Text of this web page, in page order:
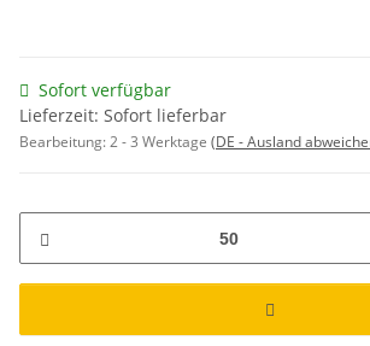
Sofort verfügbar
Lieferzeit: Sofort lieferbar
Bearbeitung:2 - 3 Werktage (DE - Ausland